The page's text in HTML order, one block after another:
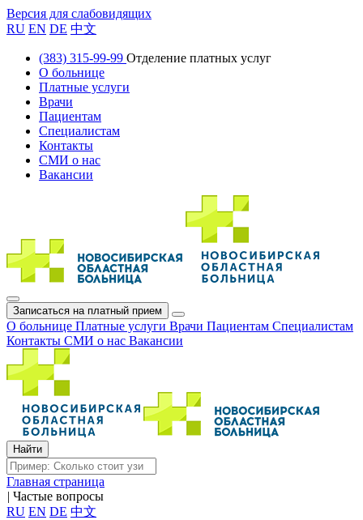
Версия для слабовидящих
RU EN DE 中文
(383) 315-99-99 Отделение платных услуг
О больнице
Платные услуги
Врачи
Пациентам
Специалистам
Контакты
СМИ о нас
Вакансии
Записаться на платный прием
О больнице Платные услуги Врачи Пациентам Специалистам
Контакты СМИ о нас Вакансии
Главная страница
| Частые вопросы
RU EN DE 中文